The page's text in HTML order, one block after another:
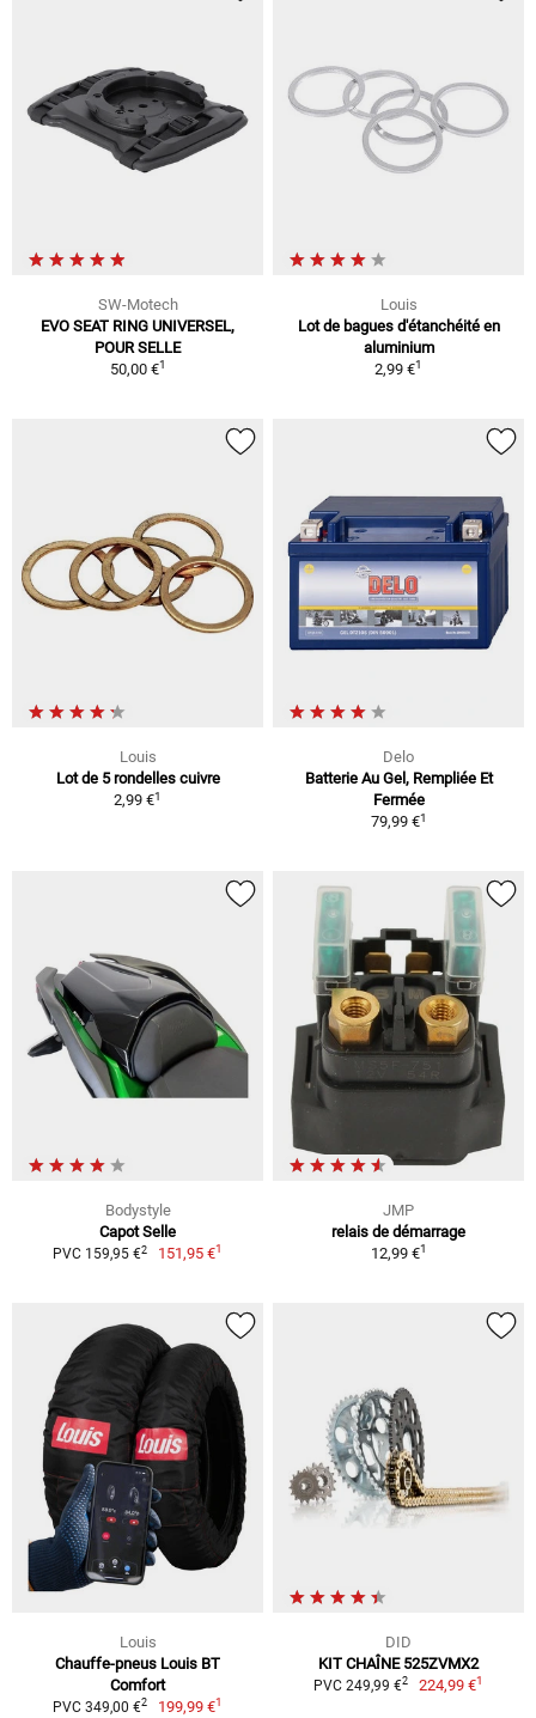
SW-Motech
EVO SEAT RING UNIVERSEL,
POUR SELLE
50,00 €1
Louis
Lot de bagues d'étanchéité en
aluminium
2,99 €1
Louis
Lot de 5 rondelles cuivre
2,99 €1
Delo
Batterie Au Gel, Rempliée Et
Fermée
79,99 €1
Bodystyle
Capot Selle
PVC 159,95 €2 151,95 €1
JMP
relais de démarrage
12,99 €1
Louis
Chauffe-pneus Louis BT
Comfort
PVC 349,00 €2 199,99 €1
DID
KIT CHAÎNE 525ZVMX2
PVC 249,99 €2 224,99 €1